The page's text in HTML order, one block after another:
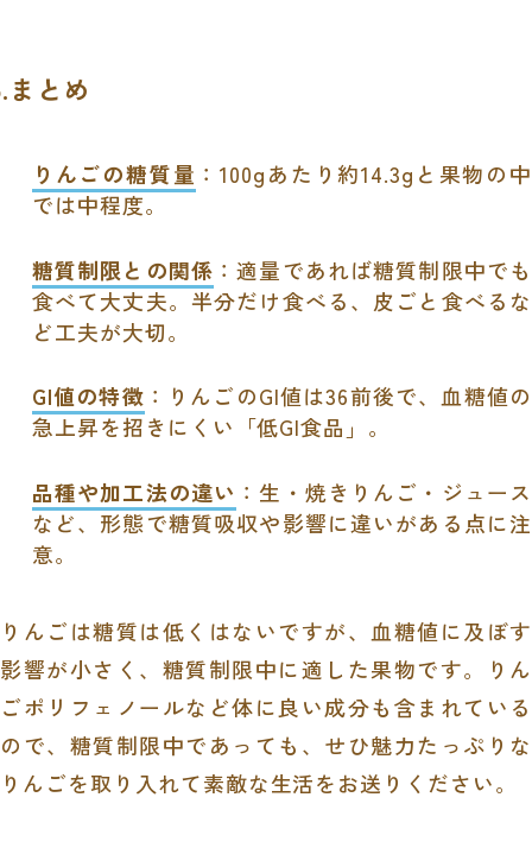
まとめ
りんごの糖質量 ：100gあたり約14.3gと果物の中
では中程度。
糖質制限との関係 ：適量であれば糖質制限中でも
食べて大丈夫。半分だけ食べる、皮ごと食べるな
ど工夫が大切。
GI値の特徴 ：りんごのGI値は36前後で、血糖値の
急上昇を招きにくい「低GI食品」。
品種や加工法の違い ：生・焼きりんご・ジュース
など、形態で糖質吸収や影響に違いがある点に注
意。
りんごは糖質は低くはないですが、血糖値に及ぼす
影響が小さく、糖質制限中に適した果物です。りん
ごポリフェノールなど体に良い成分も含まれている
ので、糖質制限中であっても、せひ魅力たっぷりな
りんごを取り入れて素敵な生活をお送りください。